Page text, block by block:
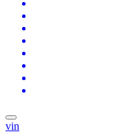
vin